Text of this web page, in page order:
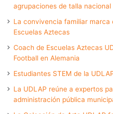
agrupaciones de talla
La convivencia familiar marca
Escuelas Aztecas
Coach de Escuelas Aztecas
Football en Alemania
Estudiantes STEM de la
La UDLAP reúne a expertos
administración pública